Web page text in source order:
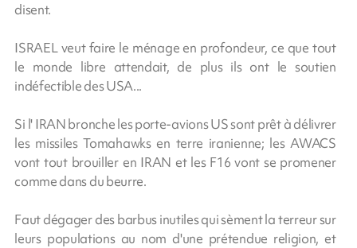
disent.
ISRAEL veut faire le ménage en profondeur, ce que tout
le monde libre attendait, de plus ils ont le soutien
indéfectible des USA...
Si l' IRAN bronche les porte-avions US sont prêt à délivrer
les missiles Tomahawks en terre iranienne; les AWACS
vont tout brouiller en IRAN et les F16 vont se promener
comme dans du beurre.
Faut dégager des barbus inutiles qui sèment la terreur sur
leurs populations au nom d'une prétendue religion, et